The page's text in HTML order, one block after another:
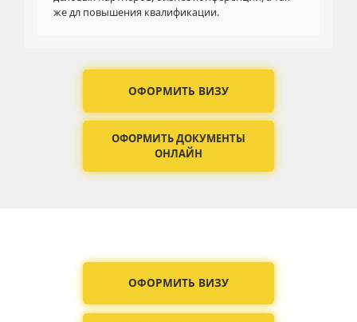
же дл повышения квалификации.
ОФОРМИТЬ ВИЗУ
ОФОРМИТЬ ДОКУМЕНТЫ
ОНЛАЙН
ОФОРМИТЬ ВИЗУ